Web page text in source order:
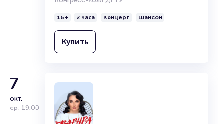
Организаторам
16+ 2 часа Концерт Шансон
Купить
7
окт.
ср, 19:00